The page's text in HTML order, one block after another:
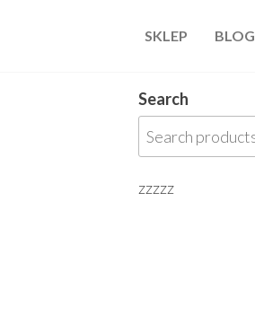
SKLEP BLOG
Search
zzzzz